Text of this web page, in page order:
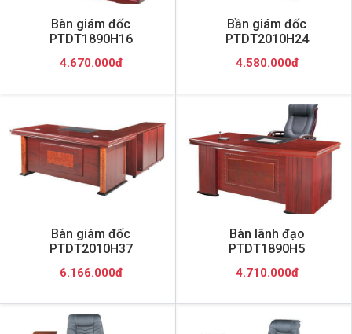
Bàn giám đốc
PTDT1890H16
4.670.000đ
Bần giám đốc
PTDT2010H24
4.580.000đ
Bàn giám đốc
PTDT2010H37
6.166.000đ
Bàn lãnh đạo
PTDT1890H5
4.710.000đ